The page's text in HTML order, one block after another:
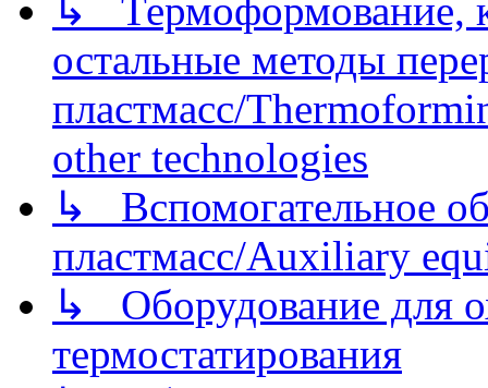
↳ Термоформование,
остальные методы
пластмасс/
other technologies
↳ Вспомогательное
пластмасс/Auxiliary
↳ Оборудование для
термостатирования